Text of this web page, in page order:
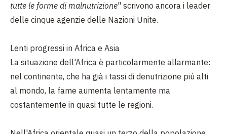
tutte le forme di malnutrizione" scrivono ancora i leader
delle cinque agenzie delle Nazioni Unite.
Lenti progressi in Africa e Asia
La situazione dell'Africa è particolarmente allarmante:
nel continente, che ha già i tassi di denutrizione più alti
al mondo, la fame aumenta lentamente ma
costantemente in quasi tutte le regioni.